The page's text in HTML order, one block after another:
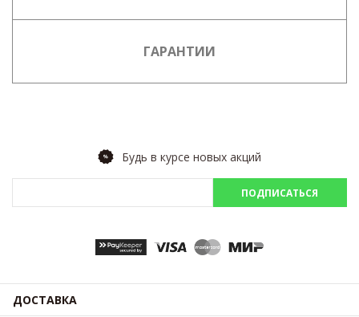
ГАРАНТИИ
Будь в курсе новых акций
ПОДПИСАТЬСЯ
ДОСТАВКА